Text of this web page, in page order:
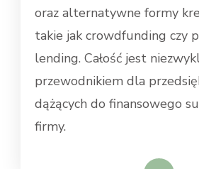
oraz alternatywne formy
takie jak crowdfunding czy
lending. Całość jest
przewodnikiem dla
dążących do finansowego
firmy.